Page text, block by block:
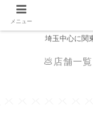
埼玉中心に関
💩店舗一覧
メニュー